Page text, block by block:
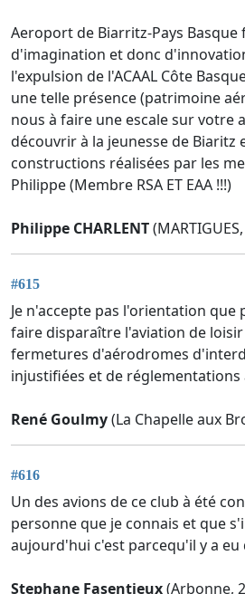
Aeroport de Biarritz-Pays Basque
d'imagination et donc
l'expulsion de l'ACAAL Côte
une telle présence (patrimoine
nous à faire une escale sur votre
découvrir à la jeunesse de Biaritz
constructions réalisées par les
Philippe (Membre RSA ET EAA !!!)
Philippe CHARLENT
#615
Je n'accepte pas l'orientation
faire disparaître l'aviation de
fermetures d'aérodromes
injustifiées et de réglementations
René Goulmy(La Chapelle aux
#616
Un des avions de ce club à été
personne que je connais et que
aujourd'hui c'est parcequ'il y a eu
Stephane Fasentieux(Arbonne,